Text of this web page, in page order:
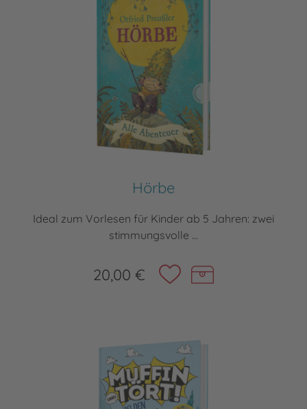
Hörbe
Ideal zum Vorlesen für Kinder ab 5 Jahren: zwei
stimmungsvolle ...
20,00 €